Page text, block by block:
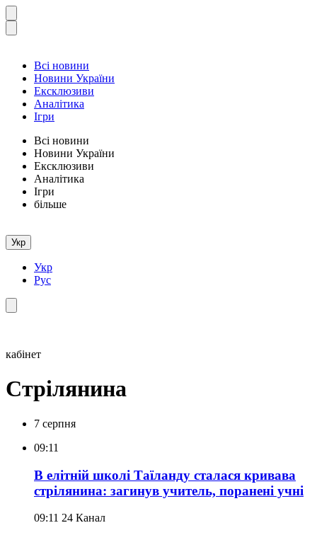
Всі новини
Новини України
Ексклюзиви
Аналітика
Ігри
Всі новини
Новини України
Ексклюзиви
Аналітика
Ігри
більше
Укр
Укр
Рус
кабінет
Стрілянина
7 серпня
09:11
В елітній школі Таїланду сталася кривава
стрілянина: загинув учитель, поранені учні
09:11 24 Канал